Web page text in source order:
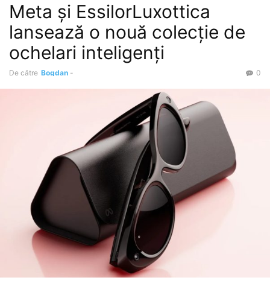
Meta și EssilorLuxottica
lansează o nouă colecție de
ochelari inteligenți
De către Bogdan - 0